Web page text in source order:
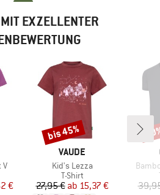
EXZELLENTER
V
Preis
€
MARKE
VAUDE
Artikel
Kid's Lezza
Produktgruppe
T-Shirt
Preis
27,95 € reduzierter Preis
ab 15,37 €
Rabatt
bis 45%
Artikel